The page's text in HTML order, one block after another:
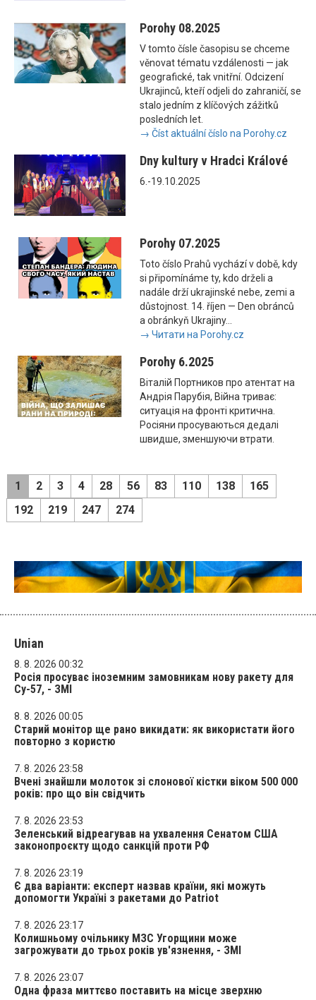
Porohy 08.2025
V tomto čísle časopisu se chceme
věnovat tématu vzdálenosti — jak
geografické, tak vnitřní. Odcizení
Ukrajinců, kteří odjeli do zahraničí, se
stalo jedním z klíčových zážitků
posledních let.
→ Číst aktuální číslo na Porohy.cz
Dny kultury v Hradci Králové
6.-19.10.2025
Porohy 07.2025
Toto číslo Prahů vychází v době, kdy
si připomínáme ty, kdo drželi a
nadále drží ukrajinské nebe, zemi a
důstojnost. 14. říjen — Den obránců
a obránkyň Ukrajiny...
→ Читати на Porohy.cz
Porohy 6.2025
Віталій Портников про атентат на
Андрія Парубія, Війна триває:
ситуація на фронті критична.
Росіяни просуваються дедалі
швидше, зменшуючи втрати.
1 2 3 4 28 56 83 110 138
165
192
219 247 274
Unian
8. 8. 2026 00:32
Росія просуває іноземним замовникам нову ракету для
Су-57, - ЗМІ
8. 8. 2026 00:05
Старий монітор ще рано викидати: як використати його
повторно з користю
7. 8. 2026 23:58
Вчені знайшли молоток зі слонової кістки віком 500 000
років: про що він свідчить
7. 8. 2026 23:53
Зеленський відреагував на ухвалення Сенатом США
законопроєкту щодо санкцій проти РФ
7. 8. 2026 23:19
Є два варіанти: експерт назвав країни, які можуть
допомогти Україні з ракетами до Patriot
7. 8. 2026 23:17
Колишньому очільнику МЗС Угорщини може
загрожувати до трьох років ув'язнення, - ЗМІ
7. 8. 2026 23:07
Одна фраза миттєво поставить на місце зверхню